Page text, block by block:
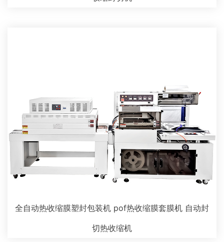
全自动热收缩膜塑封包装机 pof热收缩膜套膜机 自动封
切热收缩机